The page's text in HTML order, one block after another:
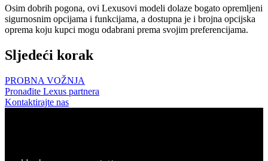
Osim dobrih pogona, ovi Lexusovi modeli dolaze bogato opremljeni
sigurnosnim opcijama i funkcijama, a dostupna je i brojna opcijska
oprema koju kupci mogu odabrani prema svojim preferencijama.
Sljedeći korak
PROBNA VOŽNJA
Pronađite Lexus partnera
Kontaktirajte nas